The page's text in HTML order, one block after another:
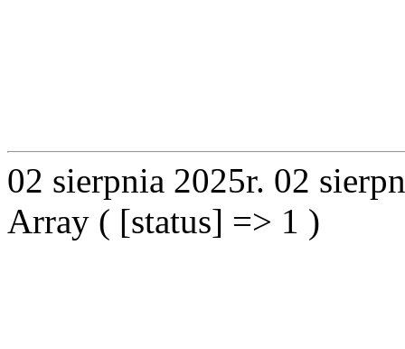
02 sierpnia 2025r. 02
Array ( [status] => 1 )